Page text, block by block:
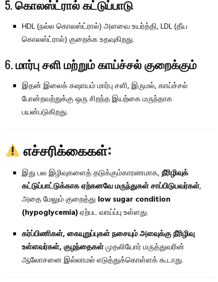
5.கொலஸ்ட்ரால் கட்டுப்பாடு
HDL (நல்ல கொலஸ்ட்ரால்) அளவை உயர்த்தி, LDL (தீய
கொலஸ்ட்ரால்) குறைக்க உதவுகிறது.
6.மார்பு சளி மற்றும் காய்ச்சல் குறைக்கும்
இதன் இலைக் கஷாயம் மார்பு சளி, இருமல், காய்ச்சல்
போன்றவற்றுக்கு ஒரு சிறந்த இயற்கை மருந்தாக
பயன்படுகிறது.
எச்சரிக்கைகள்:
இது பல இழிவுகளைத் தடுக்கும்காரணமாக,நீரிழிவுக்
கட்டுப்பாட்டுக்காக ஏற்கனவே மருந்துகள் சாப்பிடுபவர்கள்,
அதை மேலும் குறைத்து low sugar condition
(hypoglycemia)ஏற்பட வாய்ப்பு உள்ளது.
கர்ப்பிணிகள், கையுறுப்புகள் நசையும் அளவுக்கு நீரிழிவு
உள்ளவர்கள், குழந்தைகள்முதலியோர் மருத்துவரின்
ஆலோசனை இல்லாமல் எடுத்துக்கொள்ளக் கூடாது.